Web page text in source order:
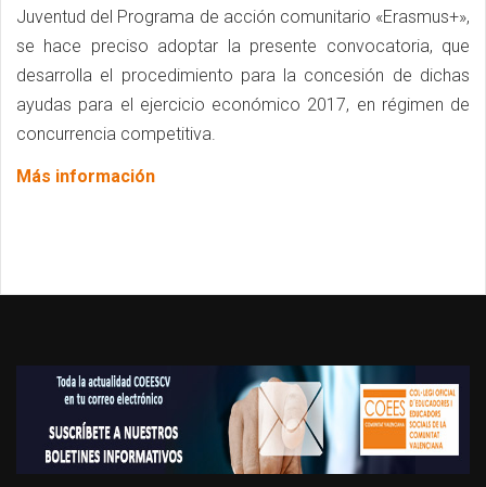
Juventud del Programa de acción comunitario «Erasmus+»,
se hace preciso adoptar la presente convocatoria, que
desarrolla el procedimiento para la concesión de dichas
ayudas para el ejercicio económico 2017, en régimen de
concurrencia competitiva.
Más información